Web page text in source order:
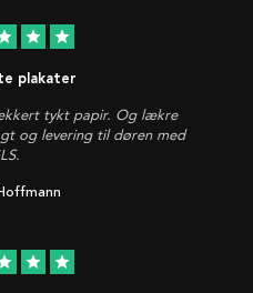
star star
plakater
tykt papir. Og lækre
og levering til døren med
star star